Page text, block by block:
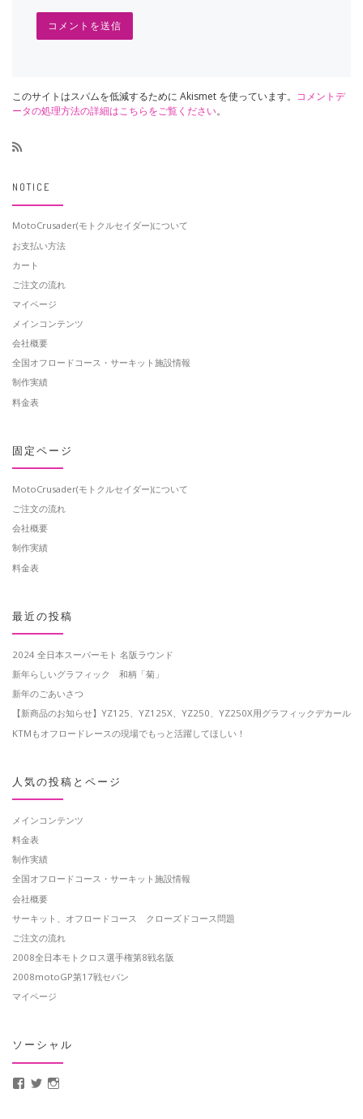
このサイトはスパムを低減するために Akismet を使っています。 コメントデ
ータの処理方法の詳細はこちらをご覧ください。
NOTICE
MotoCrusader(モトクルセイダー)について
お支払い方法
カート
ご注文の流れ
マイページ
メインコンテンツ
会社概要
全国オフロードコース・サーキット施設情報
制作実績
料金表
固定ページ
MotoCrusader(モトクルセイダー)について
ご注文の流れ
会社概要
制作実績
料金表
最近の投稿
2024 全日本スーパーモト 名阪ラウンド
新年らしいグラフィック 和柄「菊」
新年のごあいさつ
【新商品のお知らせ】YZ125、YZ125X、YZ250、YZ250X用グラフィックデカール
KTMもオフロードレースの現場でもっと活躍してほしい！
人気の投稿とページ
メインコンテンツ
料金表
制作実績
全国オフロードコース・サーキット施設情報
会社概要
サーキット、オフロードコース クローズドコース問題
ご注文の流れ
2008全日本モトクロス選手権第8戦名阪
2008motoGP第17戦セパン
マイページ
ソーシャル
MotoCrusader さんのプロフィールを Facebook で表示
@MotoCrusader さんのプロフィールを Twitter で表示